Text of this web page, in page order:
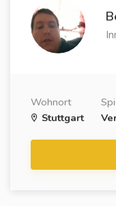
Wohnort
Stuttgart